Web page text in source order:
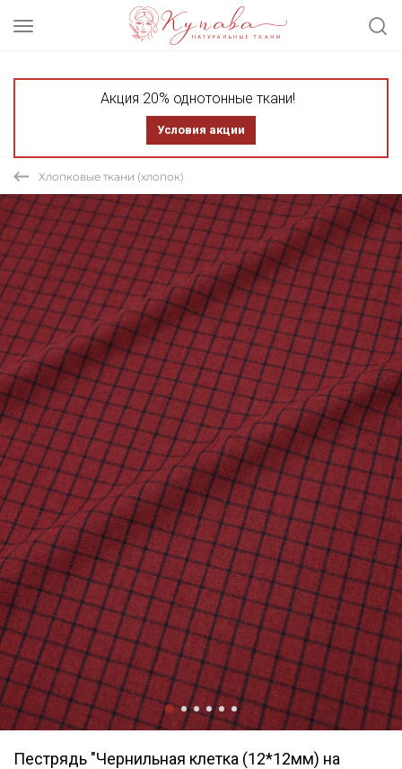
Акция 20% однотонные ткани!
Условия акции
Хлопковые ткани (хлопок)
Пестрядь "Чернильная клетка (12*12мм) на